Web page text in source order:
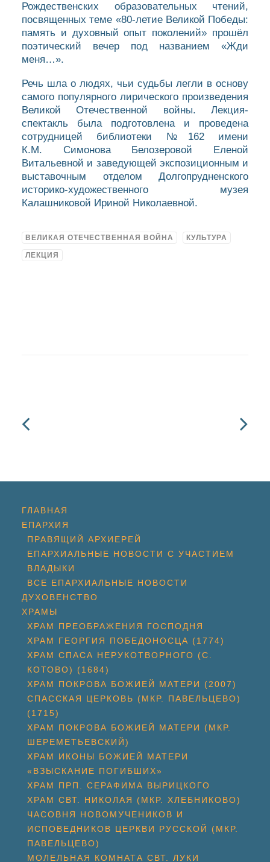
Рождественских образовательных чтений,
посвященных теме «80-летие Великой Победы:
память и духовный опыт поколений» прошёл
поэтический вечер под названием «Жди
меня…».
Речь шла о людях, чьи судьбы легли в основу
самого популярного лирического произведения
Великой Отечественной войны. Лекция-
спектакль была подготовлена и проведена
сотрудницей библиотеки №162 имени
К.М. Симонова Белозеровой Еленой
Витальевной и заведующей экспозиционным и
выставочным отделом Долгопрудненского
историко-художественного музея
Калашниковой Ириной Николаевной.
ВЕЛИКАЯ ОТЕЧЕСТВЕННАЯ ВОЙНА КУЛЬТУРА
ЛЕКЦИЯ
ГЛАВНАЯ
ЕПАРХИЯ
ПРАВЯЩИЙ АРХИЕРЕЙ
ЕПАРХИАЛЬНЫЕ НОВОСТИ С УЧАСТИЕМ
ВЛАДЫКИ
ВСЕ ЕПАРХИАЛЬНЫЕ НОВОСТИ
ДУХОВЕНСТВО
ХРАМЫ
ХРАМ ПРЕОБРАЖЕНИЯ ГОСПОДНЯ
ХРАМ ГЕОРГИЯ ПОБЕДОНОСЦА (1774)
ХРАМ СПАСА НЕРУКОТВОРНОГО (С.
КОТОВО) (1684)
ХРАМ ПОКРОВА БОЖИЕЙ МАТЕРИ (2007)
СПАССКАЯ ЦЕРКОВЬ (МКР. ПАВЕЛЬЦЕВО)
(1715)
ХРАМ ПОКРОВА БОЖИЕЙ МАТЕРИ (МКР.
ШЕРЕМЕТЬЕВСКИЙ)
ХРАМ ИКОНЫ БОЖИЕЙ МАТЕРИ
«ВЗЫСКАНИЕ ПОГИБШИХ»
ХРАМ ПРП. СЕРАФИМА ВЫРИЦКОГО
ХРАМ СВТ. НИКОЛАЯ (МКР. ХЛЕБНИКОВО)
ЧАСОВНЯ НОВОМУЧЕНИКОВ И
ИСПОВЕДНИКОВ ЦЕРКВИ РУССКОЙ (МКР.
ПАВЕЛЬЦЕВО)
МОЛЕЛЬНАЯ КОМНАТА СВТ. ЛУКИ